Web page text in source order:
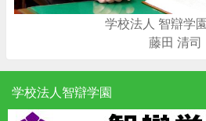
学校法人 智辯学
藤田 清司
学校法人智辯学園